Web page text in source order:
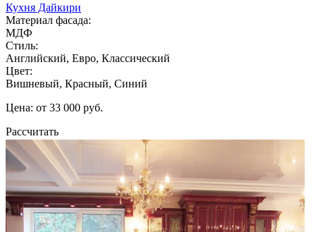
Кухня Дайкири
Материал фасада:
МДФ
Стиль:
Английский, Евро, Классический
Цвет:
Вишневый, Красный, Синий
Цена: от 33 000 руб.
Рассчитать